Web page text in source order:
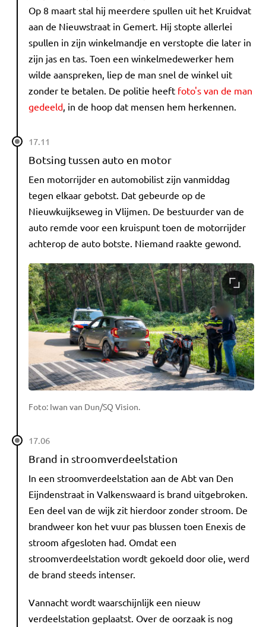
Op 8 maart stal hij meerdere spullen uit het Kruidvat
aan de Nieuwstraat in Gemert. Hij stopte allerlei
spullen in zijn winkelmandje en verstopte die later in
zijn jas en tas. Toen een winkelmedewerker hem
wilde aanspreken, liep de man snel de winkel uit
zonder te betalen. De politie heeft foto's van de man
gedeeld, in de hoop dat mensen hem herkennen.
17.11
Botsing tussen auto en motor
Een motorrijder en automobilist zijn vanmiddag
tegen elkaar gebotst. Dat gebeurde op de
Nieuwkuijkseweg in Vlijmen. De bestuurder van de
auto remde voor een kruispunt toen de motorrijder
achterop de auto botste. Niemand raakte gewond.
Foto: Iwan van Dun/SQ Vision.
17.06
Brand in stroomverdeelstation
In een stroomverdeelstation aan de Abt van Den
Eijndenstraat in Valkenswaard is brand uitgebroken.
Een deel van de wijk zit hierdoor zonder stroom. De
brandweer kon het vuur pas blussen toen Enexis de
stroom afgesloten had. Omdat een
stroomverdeelstation wordt gekoeld door olie, werd
de brand steeds intenser.
Vannacht wordt waarschijnlijk een nieuw
verdeelstation geplaatst. Over de oorzaak is nog